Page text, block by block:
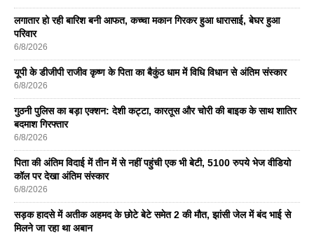
लगातार हो रही बारिश बनी आफत, कच्चा मकान गिरकर हुआ धारासाई, बेघर हुआ
परिवार
6/8/2026
यूपी के डीजीपी राजीव कृष्ण के पिता का बैकुंठ धाम में विधि विधान से अंतिम संस्कार
6/8/2026
गुठनी पुलिस का बड़ा एक्शन: देशी कट्टा, कारतूस और चोरी की बाइक के साथ शातिर
बदमाश गिरफ्तार
6/8/2026
पिता की अंतिम विदाई में तीन में से नहीं पहुंची एक भी बेटी, 5100 रुपये भेज वीडियो
कॉल पर देखा अंतिम संस्कार
6/8/2026
सड़क हादसे में अतीक अहमद के छोटे बेटे समेत 2 की मौत, झांसी जेल में बंद भाई से
मिलने जा रहा था अबान